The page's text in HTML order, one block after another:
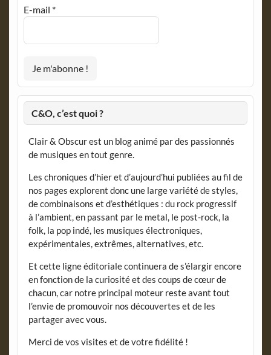
E-mail *
C&O, c’est quoi ?
Clair & Obscur est un blog animé par des passionnés
de musiques en tout genre.
Les chroniques d’hier et d’aujourd’hui publiées au fil de
nos pages explorent donc une large variété de styles,
de combinaisons et d’esthétiques : du rock progressif
à l’ambient, en passant par le metal, le post-rock, la
folk, la pop indé, les musiques électroniques,
expérimentales, extrêmes, alternatives, etc.
Et cette ligne éditoriale continuera de s’élargir encore
en fonction de la curiosité et des coups de cœur de
chacun, car notre principal moteur reste avant tout
l’envie de promouvoir nos découvertes et de les
partager avec vous.
Merci de vos visites et de votre fidélité !